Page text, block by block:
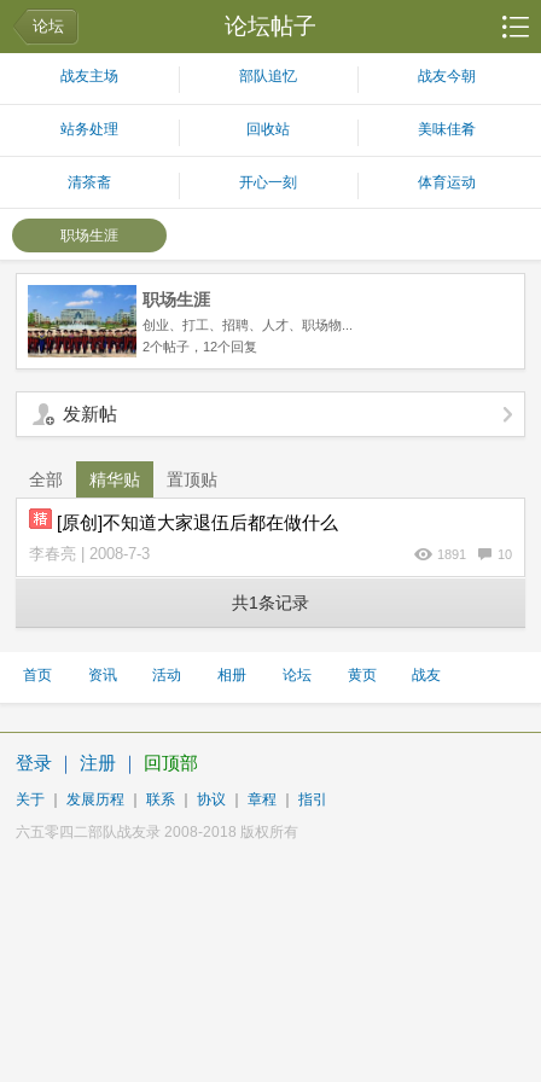
论坛 论坛帖子
战友主场 部队追忆 战友今朝
站务处理 回收站 美味佳肴
清茶斋 开心一刻 体育运动
职场生涯
职场生涯
创业、打工、招聘、人才、职场物...
2个帖子，12个回复
发新帖
全部 精华贴 置顶贴
[原创]不知道大家退伍后都在做什么
李春亮 | 2008-7-3 1891 10
共1条记录
首页 资讯 活动 相册 论坛 黄页 战友
登录 ｜ 注册 ｜ 回顶部
关于 发展历程 联系 协议 章程
指引
六五零四二部队战友录 2008-2018 版权所有